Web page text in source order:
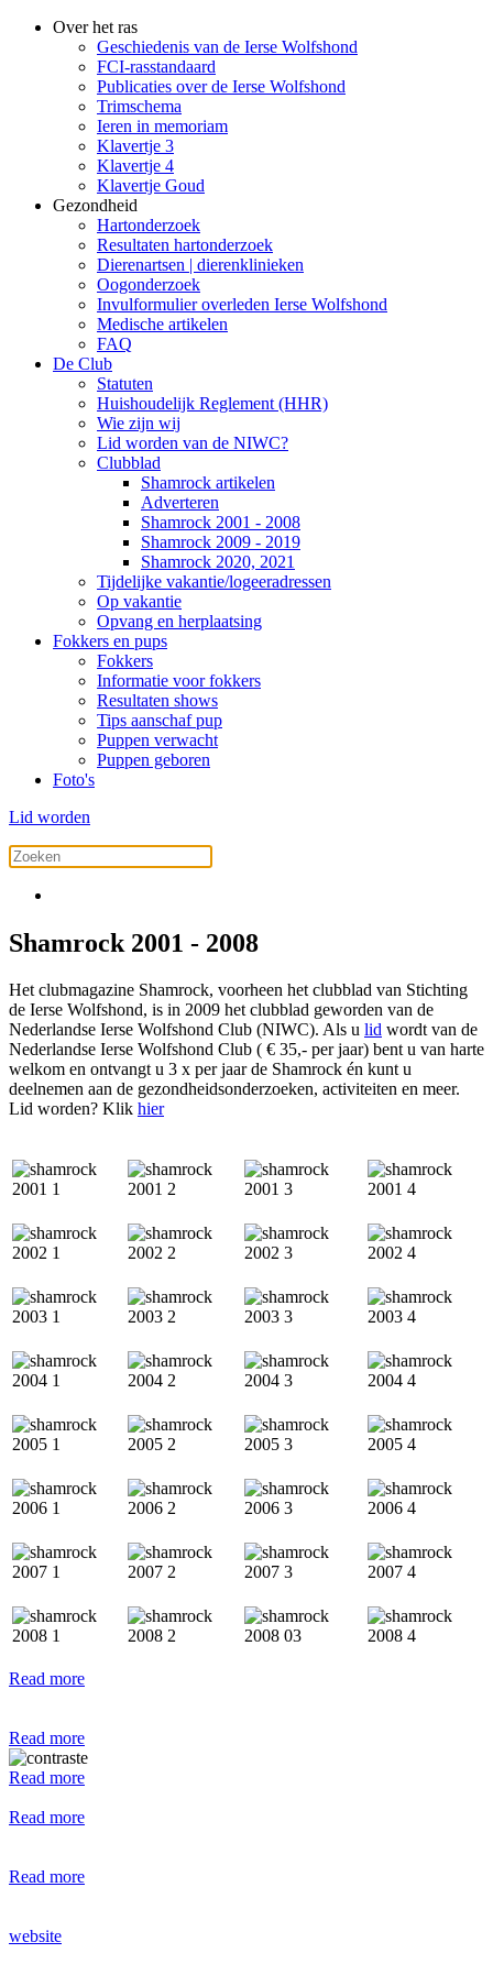
Over het ras
Geschiedenis van de Ierse Wolfshond
FCI-rasstandaard
Publicaties over de Ierse Wolfshond
Trimschema
Ieren in memoriam
Klavertje 3
Klavertje 4
Klavertje Goud
Gezondheid
Hartonderzoek
Resultaten hartonderzoek
Dierenartsen | dierenklinieken
Oogonderzoek
Invulformulier overleden Ierse Wolfshond
Medische artikelen
FAQ
De Club
Statuten
Huishoudelijk Reglement (HHR)
Wie zijn wij
Lid worden van de NIWC?
Clubblad
Shamrock artikelen
Adverteren
Shamrock 2001 - 2008
Shamrock 2009 - 2019
Shamrock 2020, 2021
Tijdelijke vakantie/logeeradressen
Op vakantie
Opvang en herplaatsing
Fokkers en pups
Fokkers
Informatie voor fokkers
Resultaten shows
Tips aanschaf pup
Puppen verwacht
Puppen geboren
Foto's
Lid worden
Shamrock 2001 - 2008
Het clubmagazine Shamrock, voorheen het clubblad van Stichting
de Ierse Wolfshond, is in 2009 het clubblad geworden van de
Nederlandse Ierse Wolfshond Club (NIWC). Als u lid wordt van de
Nederlandse Ierse Wolfshond Club ( € 35,- per jaar) bent u van harte
welkom en ontvangt u 3 x per jaar de Shamrock én kunt u
deelnemen aan de gezondheidsonderzoeken, activiteiten en meer.
Lid worden? Klik hier
Read more
Read more
Read more
Read more
Read more
website